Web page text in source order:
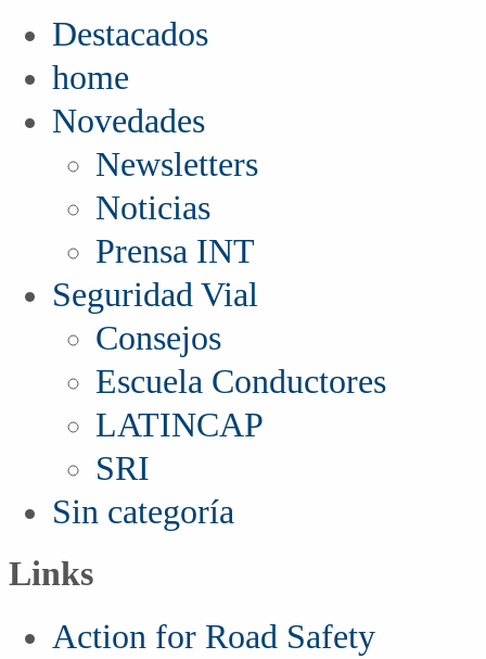
Destacados
home
Novedades
Newsletters
Noticias
Prensa INT
Seguridad Vial
Consejos
Escuela Conductores
LATINCAP
SRI
Sin categoría
Links
Action for Road Safety